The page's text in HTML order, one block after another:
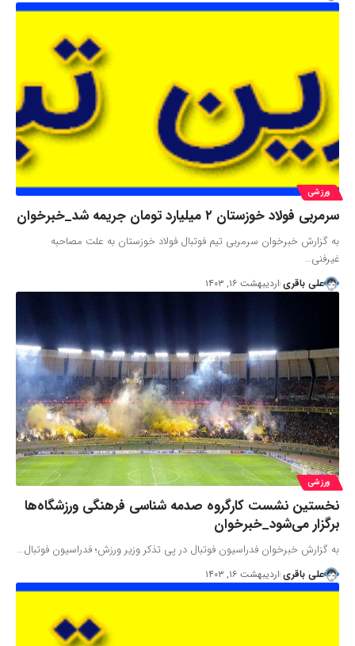
ورزشی
سرمربی فولاد خوزستان ۲ میلیارد تومان جریمه شد_خبرخوان
به گزارش خبرخوان سرمربی تیم فوتبال فولاد خوزستان به علت مصاحبه
غیرفنی…
علی باقری اردیبهشت ۱۶, ۱۴۰۳
ورزشی
نخستین نشست کارگروه صدمه شناسی فرهنگی ورزشگاه‌ها
برگزار می‌شود_خبرخوان
به گزارش خبرخوان فدراسیون فوتبال در پی تذکر وزیر ورزش؛ فدراسیون فوتبال…
علی باقری اردیبهشت ۱۶, ۱۴۰۳